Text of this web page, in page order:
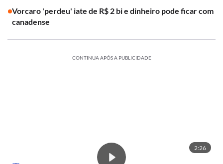
Vorcaro 'perdeu' iate de R$ 2 bi e dinheiro pode ficar com
canadense
CONTINUA APÓS A PUBLICIDADE
2:26